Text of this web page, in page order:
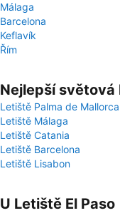
Málaga
Barcelona
Keflavík
Řím
Nejlepší světová
Letiště Palma de Mallorca
Letiště Málaga
Letiště Catania
Letiště Barcelona
Letiště Lisabon
U Letiště El Paso